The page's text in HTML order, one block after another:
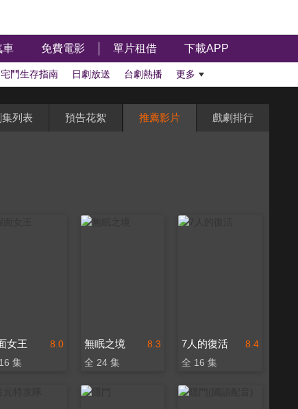
車 免費電影 單片租借 下載APP
宅鬥生存指南 日劇放送 台劇熱播 更多
集列表 預告花絮 推薦影片 戲劇排行
8.0
女王
集
8.3
無眠之境
全 24 集
8.4
7人的復活
全 16 集